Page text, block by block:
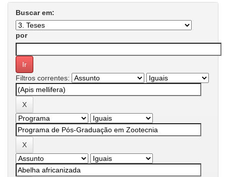
Buscar em:
por
Filtros correntes: